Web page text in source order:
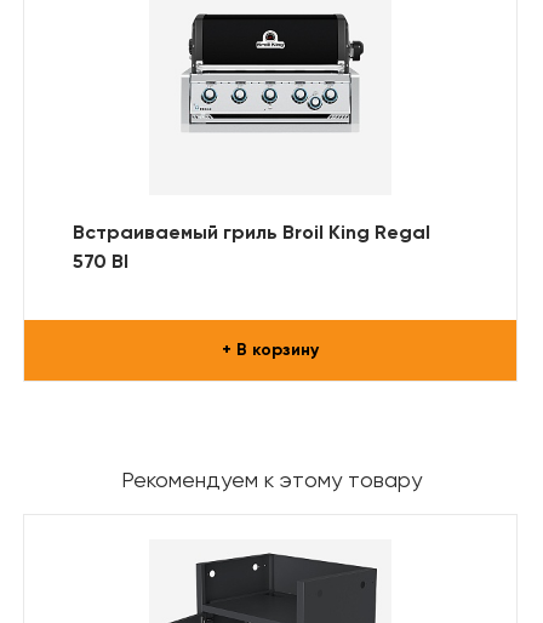
Встраиваемый гриль Broil King Regal
570 BI
+ В корзину
Рекомендуем к этому товару